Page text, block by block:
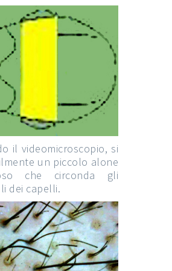
il videomicroscopio, si
un piccolo alone
che circonda gli
dei capelli.